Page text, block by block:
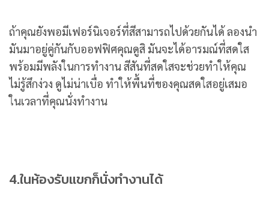
ถ้าคุณยังพอมีเฟอร์นิเจอร์ที่สีสามารถไปด้วยกันได้ ลองนำ
มันมาอยู่คู่กันกับออฟฟิศคุณดูสิ มันจะได้อารมณ์ที่สดใส
พร้อมมีพลังในการทำงาน สีสันที่สดใสจะช่วยทำให้คุณ
ไม่รู้สึกง่วง ดูไม่น่าเบื่อ ทำให้พื้นที่ของคุณสดใสอยู่เสมอ
ในเวลาที่คุณนั่งทำงาน
4.ในห้องรับแขกก็นั่งทำงานได้